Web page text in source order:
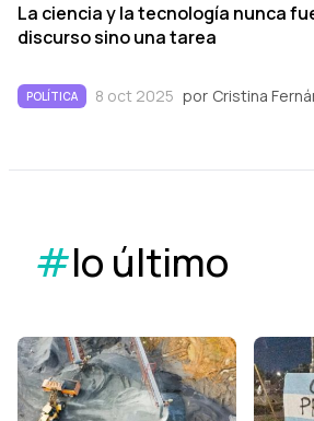
La ciencia y la tecnología nunca
discurso sino una tarea
POLÍTICA 8 oct 2025 por Cristina
#lo último